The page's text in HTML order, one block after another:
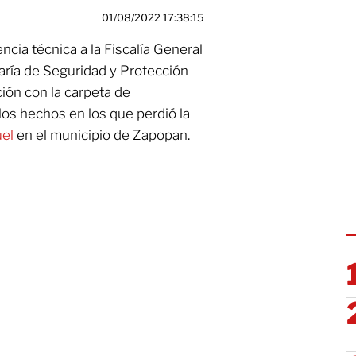
01/08/2022 17:38:15
técnica a la Fiscalía General
de Seguridad y Protección
con la carpeta de
hechos en los que perdió la
en el municipio de Zapopan.